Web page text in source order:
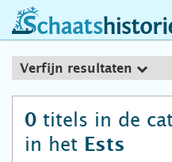
schaatshistorie.nl
Verfijn resultaten
0 titels in de
in het Ests